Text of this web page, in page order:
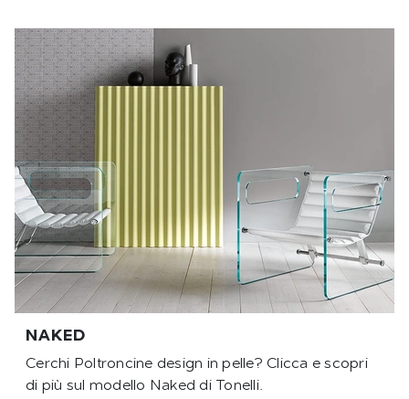
NAKED
Cerchi Poltroncine design in pelle? Clicca e scopri
di più sul modello Naked di Tonelli.